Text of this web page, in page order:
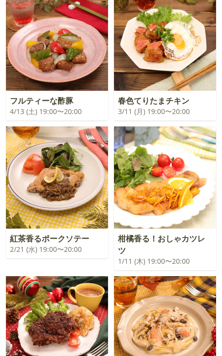
フルティーな酢豚
4/13 (土) 19:00〜20:00
春色てりたまチキン
3/11 (月) 19:00〜20:00
紅茶香るポークソテー
2/21 (水) 19:00〜20:00
柑橘香る！おしゃカツレ
ツ
1/11 (木) 19:00〜20:00